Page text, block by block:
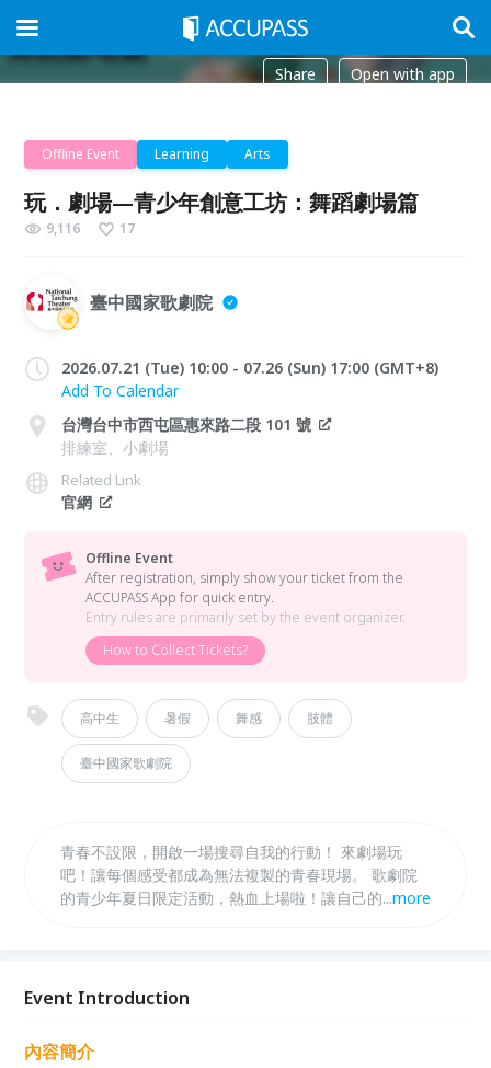
Share Open with app
Offline Event Learning Arts
玩．劇場—青少年創意工坊：舞蹈劇場篇
9,116 17
臺中國家歌劇院
2026.07.21 (Tue) 10:00 - 07.26 (Sun) 17:00 (GMT+8)
Add To Calendar
台灣台中市西屯區惠來路二段 101 號
排練室、小劇場
Related Link
官網
Offline Event
After registration, simply show your ticket from the
ACCUPASS App for quick entry.
Entry rules are primarily set by the event organizer.
How to Collect Tickets?
高中生 暑假 舞感 肢體
臺中國家歌劇院
青春不設限，開啟一場搜尋自我的行動！ 來劇場玩
吧！讓每個感受都成為無法複製的青春現場。 歌劇院
的青少年夏日限定活動，熱血上場啦！讓自己的青春身
的青春時刻。
...more
Event Introduction
內容簡介